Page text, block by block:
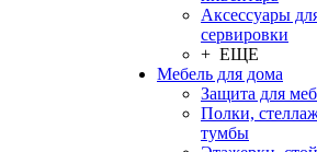
Аксессуары
сервировки
+ ЕЩЕ
Мебель для дома
Защита для
Полки,
тумбы